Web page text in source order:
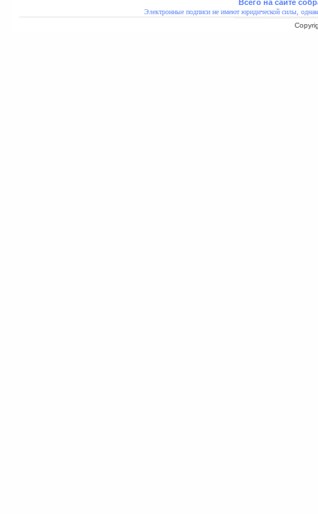
Всего на сайте
Электронные подписи не имеют юридической силы,